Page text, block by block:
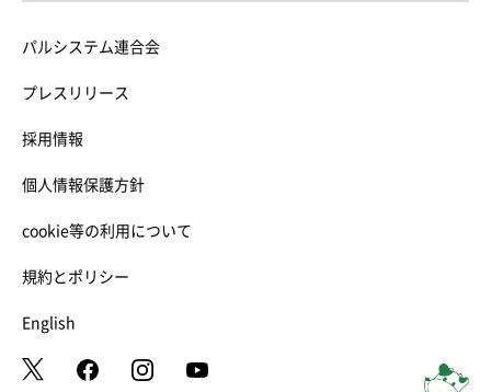
パルシステム連合会
プレスリリース
採用情報
個人情報保護方針
cookie等の利用について
規約とポリシー
English